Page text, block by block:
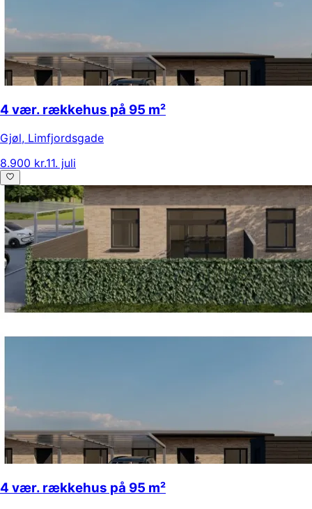
4 vær. rækkehus på 95 m²
Gjøl, Limfjordsgade
8.900 kr.11. juli
4 vær. rækkehus på 95 m²